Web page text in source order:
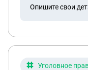
Опишите свои
Уголовное